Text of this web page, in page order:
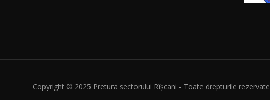
Copyright © 2025 Pretura sectorului Rîșcani - Toate drepturile rezervate